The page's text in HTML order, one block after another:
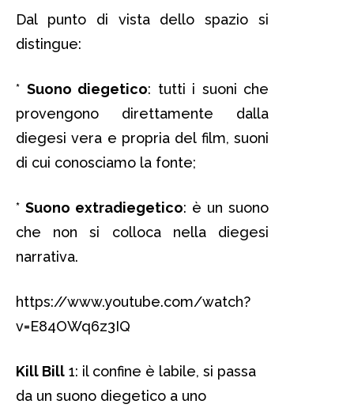
Dal punto di vista dello spazio si
distingue:
* Suono diegetico: tutti i suoni che
provengono direttamente dalla
diegesi vera e propria del film, suoni
di cui conosciamo la fonte;
* Suono extradiegetico: è un suono
che non si colloca nella diegesi
narrativa.
https://www.youtube.com/watch?
v=E84OWq6z3IQ
Kill Bill 1: il confine è labile, si passa
da un suono diegetico a uno